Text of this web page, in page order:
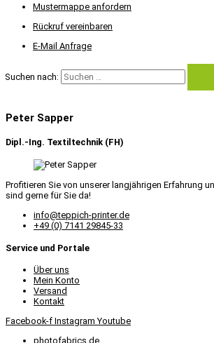
Mustermappe anfordern
Rückruf vereinbaren
E-Mail Anfrage
Suchen nach:
Peter Sapper
Dipl.-Ing. Textiltechnik (FH)
Profitieren Sie von unserer langjährigen Erfahrung
sind gerne für Sie da!
info@teppich-printer.de
+49 (0) 7141 29845-33
Service und Portale
Über uns
Mein Konto
Versand
Kontakt
Facebook-f Instagram Youtube
photofabrics.de